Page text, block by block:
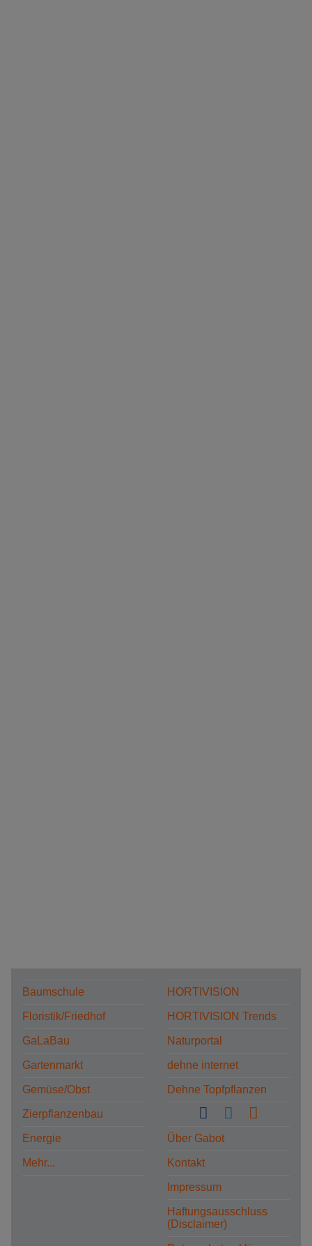
Baumschule
Floristik/Friedhof
GaLaBau
Gartenmarkt
Gemüse/Obst
Zierpflanzenbau
Energie
Mehr...
HORTIVISION
HORTIVISION Trends
Naturportal
dehne internet
Dehne Topfpflanzen
Über Gabot
Kontakt
Impressum
Haftungsausschluss
(Disclaimer)